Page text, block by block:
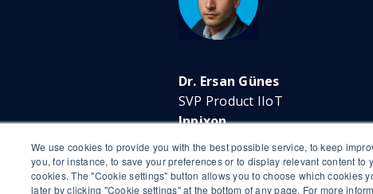
We use cookies to provide you with the best possible service, to keep
you, for instance, to save your preferences or to display relevant content
cookies. The "Cookie settings" button allows you to choose which cookies
later by clicking "Cookie settings" at the bottom of any page. For more
Dr. Ersan Günes
SVP Product IIoT
Inpixon